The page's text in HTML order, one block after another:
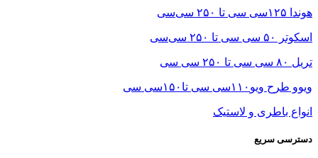
هوندا ۱۲۵سی سی تا ۲۵۰ سی‌سی
اسکوتر ۵۰ سی سی تا ۲۵۰ سی‌سی
تریل ۸۰ سی سی تا ۲۵۰ سی سی
ویوو طرح ویو۱۱۰سی سی تا۱۵۰سی سی
انواع باطری و لاستیک
دسترسی سریع